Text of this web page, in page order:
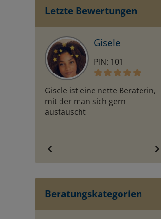
Letzte Bewertungen
Gisele
PIN: 101
Gisele ist eine nette Beraterin,
mit der man sich gern
austauscht
Beratungskategorien